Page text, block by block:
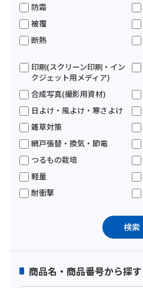
防霜
被覆
断熱
印刷(スクリーン印刷・イン
クジェット用メディア)
合成写真(撮影用資材)
日よけ・風よけ・寒さよけ
雑草対策
網戸張替・換気・節電
つるもの栽培
軽量
耐衝撃
商品名・商品番号から探す